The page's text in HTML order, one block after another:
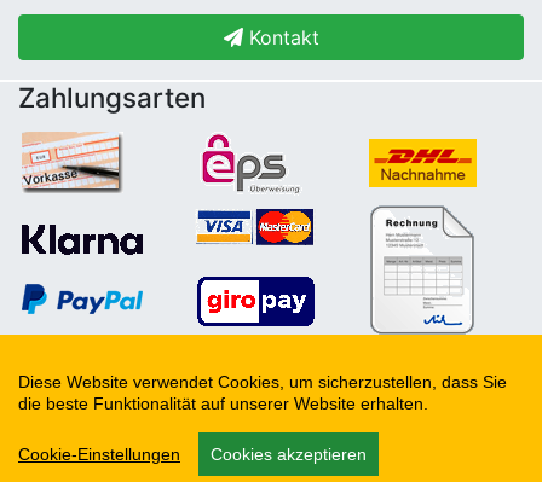
Diese Website verwendet Cookies, um sicherzustellen, dass Sie
die beste Funktionalität auf unserer Website erhalten.
Cookie-Einstellungen Cookies akzeptieren
Kontakt
Zahlungsarten
Copyright © 2006 - 2026 SENIOLA Senioren- und
Behindertenbedarf